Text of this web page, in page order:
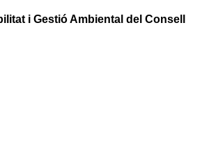
i Gestió Ambiental del Consell